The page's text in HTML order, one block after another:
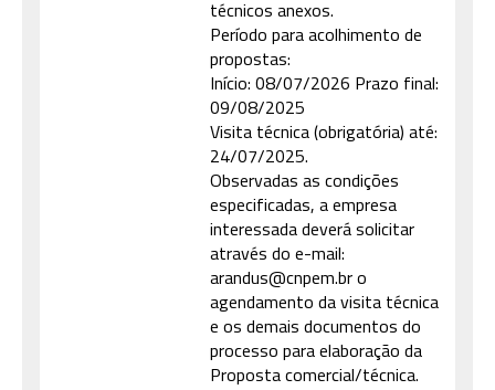
técnicos anexos.
Período para acolhimento de
propostas:
Início: 08/07/2026 Prazo final:
09/08/2025
Visita técnica (obrigatória) até:
24/07/2025.
Observadas as condições
especificadas, a empresa
interessada deverá solicitar
através do e-mail:
arandus@cnpem.br o
agendamento da visita técnica
e os demais documentos do
processo para elaboração da
Proposta comercial/técnica.